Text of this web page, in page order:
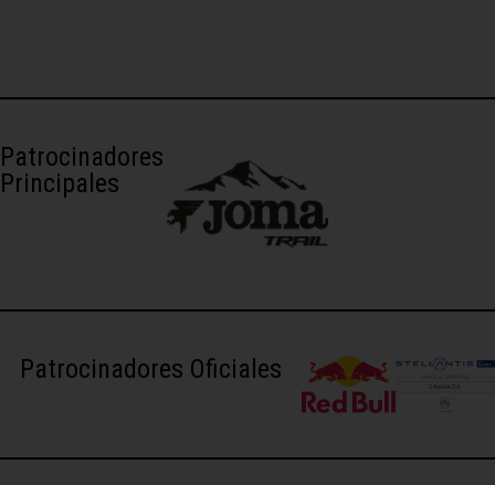
Patrocinadores
Principales
Patrocinadores Oficiales